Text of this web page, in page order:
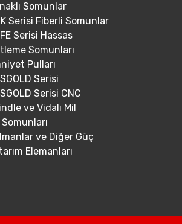
Somunlar
Serisi Fiberli Somunlar
Serisi Hassas
Somunları
Pulları
Serisi
Serisi CNC
ve Vidalı Mil
ve Diğer Güç
Elemanları